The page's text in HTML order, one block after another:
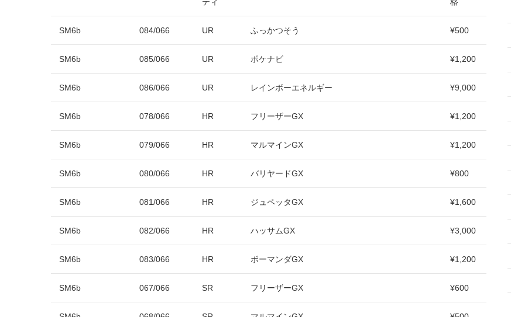
SM6b 084/066 UR ふっかつそう ¥500
SM6b 085/066 UR ポケナビ ¥1,200
SM6b 086/066 UR レインボーエネルギー ¥9,000
SM6b 078/066 HR フリーザーGX ¥1,200
SM6b 079/066 HR マルマインGX ¥1,200
SM6b 080/066 HR バリヤードGX ¥800
SM6b 081/066 HR ジュペッタGX ¥1,600
SM6b 082/066 HR ハッサムGX ¥3,000
SM6b 083/066 HR ボーマンダGX ¥1,200
SM6b 067/066 SR フリーザーGX ¥600